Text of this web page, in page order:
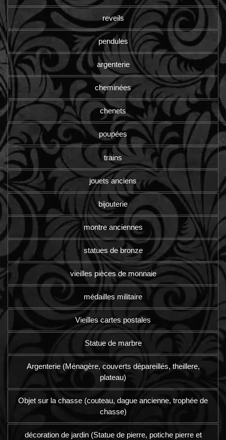
reveils
pendules
argenterie
cheminées
chenets
poupées
trains
jouets anciens
bijouterie
montre anciennes
statues de bronze
vieilles pièces de monnaie
médailles militaire
Vieilles cartes postales
Statue de marbre
Argenterie (Ménagère, couverts dépareillés, theillere,
plateau)
Objet sur la chasse (couteau, dague ancienne, trophée de
chasse)
décoration de jardin (Statue de pierre, potiche pierre et